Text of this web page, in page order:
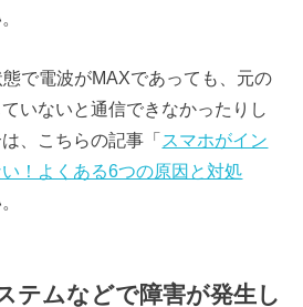
で電波がMAXであっても、元の
いないと通信できなかったりし
、こちらの記事「スマホがイン
！よくある6つの原因と対処
テムなどで障害が発生し